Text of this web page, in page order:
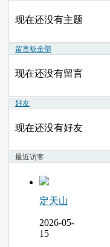
现在还没有主题
留言板全部
现在还没有留言
好友
现在还没有好友
最近访客
定天山
2026-05-
15